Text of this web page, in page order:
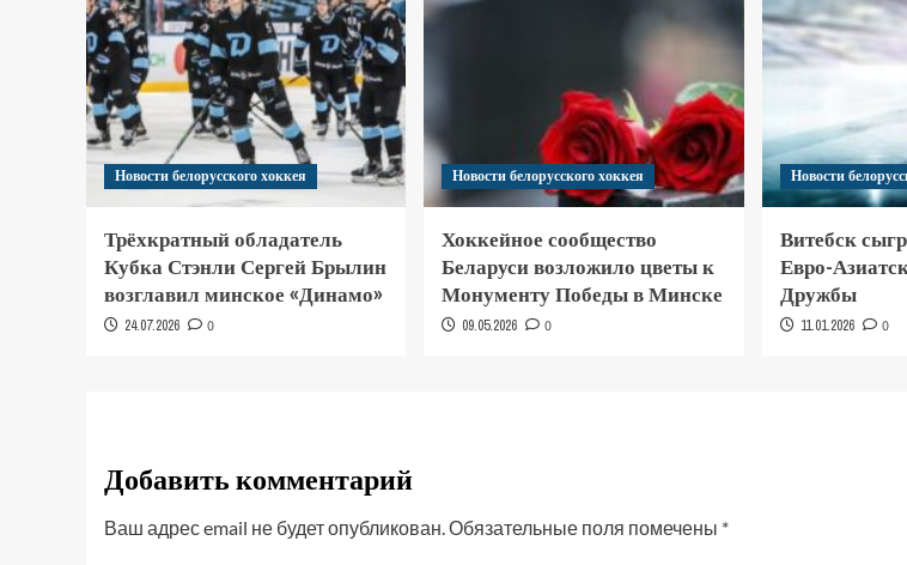
Новости белорусского хоккея
Трёхкратный обладатель
Кубка Стэнли Сергей Брылин
возглавил минское «Динамо»
24.07.2026 0
Новости белорусского хоккея
Хоккейное сообщество
Беларуси возложило цветы к
Монументу Победы в Минске
09.05.2026 0
Новости
Витебск
Евро-
Дружбы
11.01.2026 0
Добавить комментарий
Ваш адрес email не будет опубликован.Обязательные поля помечены *